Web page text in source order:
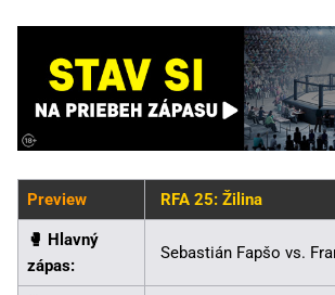
Preview RFA 25: Žilina
🥊️ Hlavný
zápas:
Sebastián Fapšo vs.